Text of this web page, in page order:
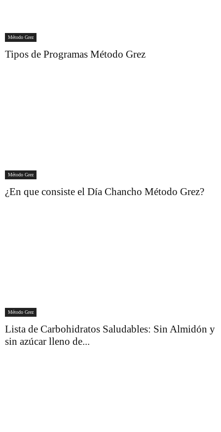
Método Grez
Tipos de Programas Método Grez
Método Grez
¿En que consiste el Día Chancho Método Grez?
Método Grez
Lista de Carbohidratos Saludables: Sin Almidón y
sin azúcar lleno de...